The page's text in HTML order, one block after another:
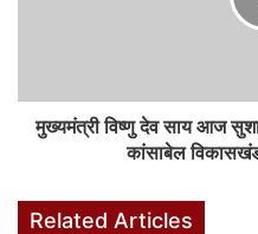
k
मुख्यमंत्री विष्णु देव साय आज
कांसाबेल
Related Articles